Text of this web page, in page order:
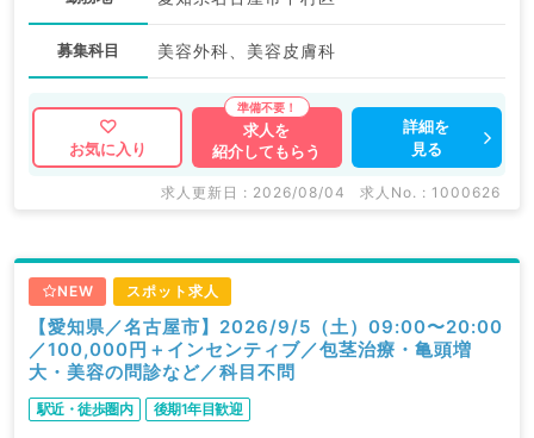
募集科目 美容外科、美容皮膚科
お気に入り
求人を
紹介してもらう
詳細を
見る
求人更新日 : 2026/08/04 求人No. : 1000626
NEW スポット求人
【愛知県／名古屋市】2026/9/5（土）09:00〜20:00
／100,000円＋インセンティブ／包茎治療・亀頭増
大・美容の問診など／科目不問
駅近・徒歩圏内 後期1年目歓迎